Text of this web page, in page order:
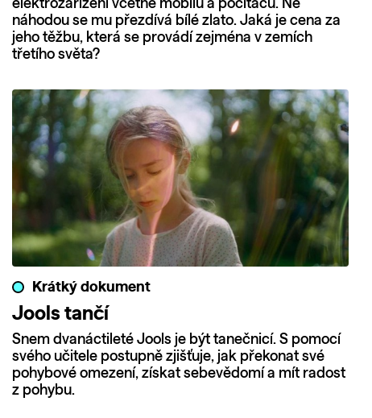
elektrozařízení včetně mobilů a počítačů. Ne
náhodou se mu přezdívá bílé zlato. Jaká je cena za
jeho těžbu, která se provádí zejména v zemích
třetího světa?
Krátký dokument
Jools tančí
Snem dvanáctileté Jools je být tanečnicí. S pomocí
svého učitele postupně zjišťuje, jak překonat své
pohybové omezení, získat sebevědomí a mít radost
z pohybu.